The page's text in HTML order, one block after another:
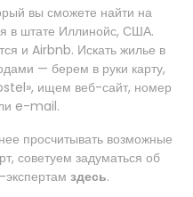
вы сможете найти на
в штате Иллинойс, США.
и Airbnb. Искать жилье в
— берем в руки карту,
ищем веб-сайт, номер
e-mail.
просчитывать возможные
советуем задуматься об
здесь.